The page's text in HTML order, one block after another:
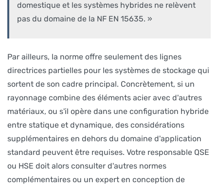
domestique et les systèmes hybrides ne relèvent
pas du domaine de la NF EN 15635. »
Par ailleurs, la norme offre seulement des lignes
directrices partielles pour les systèmes de stockage qui
sortent de son cadre principal. Concrètement, si un
rayonnage combine des éléments acier avec d'autres
matériaux, ou s'il opère dans une configuration hybride
entre statique et dynamique, des considérations
supplémentaires en dehors du domaine d'application
standard peuvent être requises. Votre responsable QSE
ou HSE doit alors consulter d'autres normes
complémentaires ou un expert en conception de